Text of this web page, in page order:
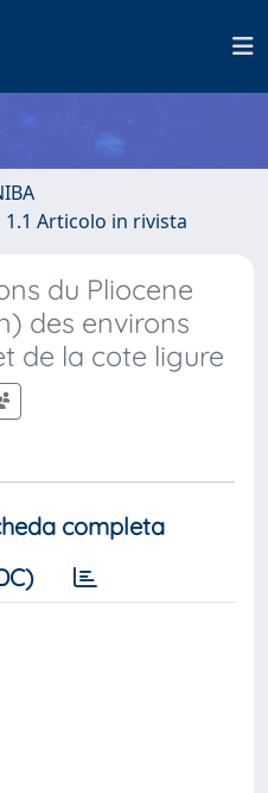
1.1 Articolo in rivista
du Pliocene
des environs
de la cote ligure
completa